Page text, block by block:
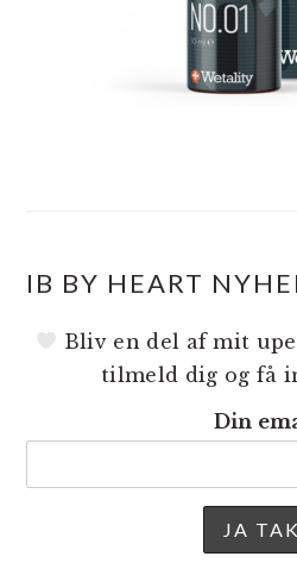
IB BY HEART
Bliv en del af mit
tilmeld dig og få
Din